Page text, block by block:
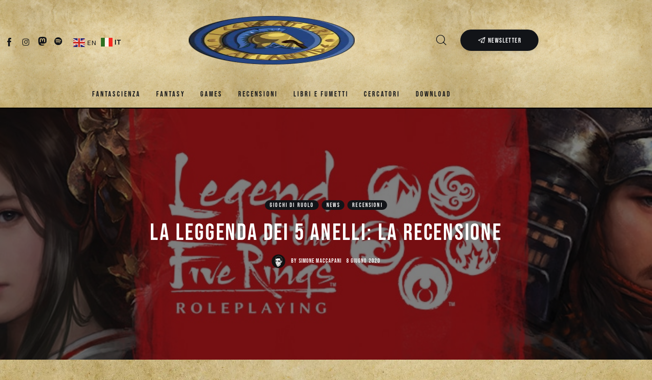
EN IT NEWSLETTER
FANTASCIENZA FANTASY GAMES RECENSIONI LIBRI E FUMETTI CERCATORI DOWNLOAD
FANTASCIENZA
Fantascienza
Fantasy
Recensioni
Libri e fumetti
GIOCHI DI RUOLO NEWS RECENSIONI
La Leggenda dei 5 Anelli: La Recensione
BY SIMONE MACCAPANI 8 GIUGNO 2020